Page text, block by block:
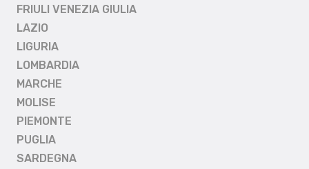
FRIULI VENEZIA GIULIA
LAZIO
LIGURIA
LOMBARDIA
MARCHE
MOLISE
PIEMONTE
PUGLIA
SARDEGNA